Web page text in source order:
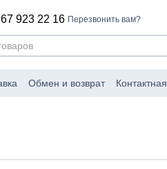
923 22 16 Перезвонить вам?
Обмен и возврат